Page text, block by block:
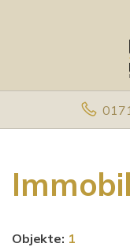
Objekte: 1